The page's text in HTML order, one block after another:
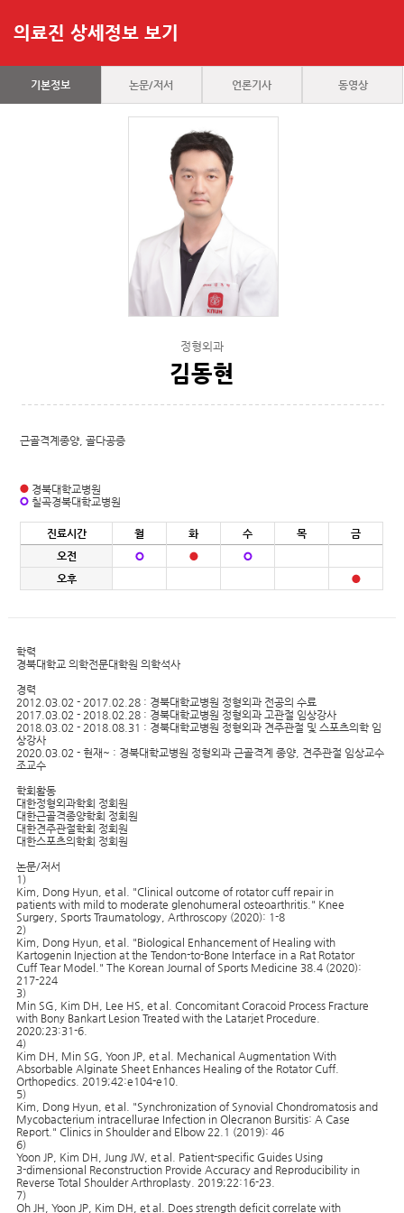
의료진 상세정보 보기
기본정보 논문/저서 언론기사 동영상
정형외과
김동현
근골격계종양, 골다공증
경북대학교병원
칠곡경북대학교병원
진료시간 월 화 수 목
금
오전
오후
학력
경북대학교 의학전문대학원 의학석사
경력
2012.03.02 - 2017.02.28 : 경북대학교병원 정형외과 전공의 수료
2017.03.02 - 2018.02.28 : 경북대학교병원 정형외과 고관절 임상강사
2018.03.02 - 2018.08.31 : 경북대학교병원 정형외과 견주관절 및 스포츠의학 임
상강사
2020.03.02 - 현재~ : 경북대학교병원 정형외과 근골격계 종양, 견주관절 임상교수
조교수
학회활동
대한정형외과학회 정회원
대한근골격종양학회 정회원
대한견주관절학회 정회원
대한스포츠의학회 정회원
논문/저서
1)
Kim, Dong Hyun, et al. "Clinical outcome of rotator cuff repair in
patients with mild to moderate glenohumeral osteoarthritis." Knee
Surgery, Sports Traumatology, Arthroscopy (2020): 1-8
2)
Kim, Dong Hyun, et al. "Biological Enhancement of Healing with
Kartogenin Injection at the Tendon-to-Bone Interface in a Rat Rotator
Cuff Tear Model." The Korean Journal of Sports Medicine 38.4 (2020):
217-224
3)
Min SG, Kim DH, Lee HS, et al. Concomitant Coracoid Process Fracture
with Bony Bankart Lesion Treated with the Latarjet Procedure.
2020;23:31-6.
4)
Kim DH, Min SG, Yoon JP, et al. Mechanical Augmentation With
Absorbable Alginate Sheet Enhances Healing of the Rotator Cuff.
Orthopedics. 2019;42:e104-e10.
5)
Kim, Dong Hyun, et al. "Synchronization of Synovial Chondromatosis and
Mycobacterium intracellurae Infection in Olecranon Bursitis: A Case
Report." Clinics in Shoulder and Elbow 22.1 (2019): 46
6)
Yoon JP, Kim DH, Jung JW, et al. Patient-specific Guides Using
3-dimensional Reconstruction Provide Accuracy and Reproducibility in
Reverse Total Shoulder Arthroplasty. 2019;22:16-23.
7)
Oh JH, Yoon JP, Kim DH, et al. Does strength deficit correlate with